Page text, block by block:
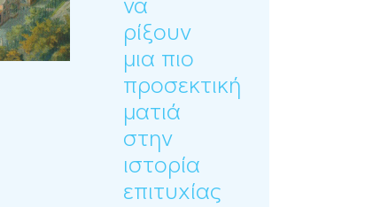
να
ρίξουν
μια πιο
προσεκτική
ματιά
στην
ιστορία
επιτυχίας